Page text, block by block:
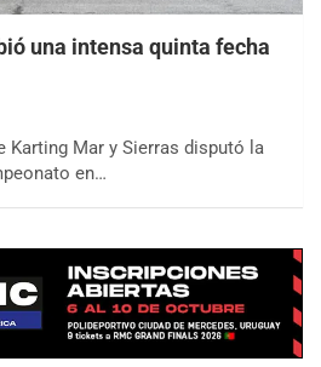
una intensa quinta fecha
Karting Mar y Sierras disputó la
en…